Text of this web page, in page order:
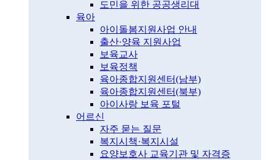
도민을 위한 공공생리대
육아
아이돌봄지원사업 안내
출산·양육 지원사업
보육교사
보육정책
육아종합지원센터(남부)
육아종합지원센터(북부)
아이사랑 보육 포털
어르신
자주 묻는 질문
복지시책·복지시설
요양보호사 교육기관 및 자격증